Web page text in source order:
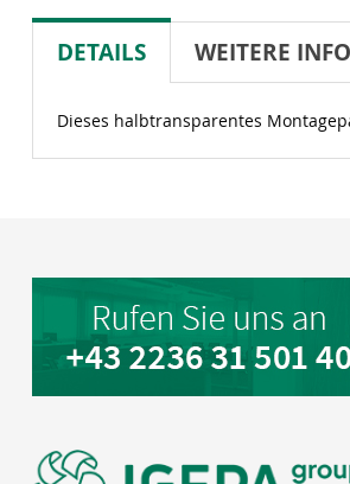
DETAILS WEITERE
Dieses halbtransparentes